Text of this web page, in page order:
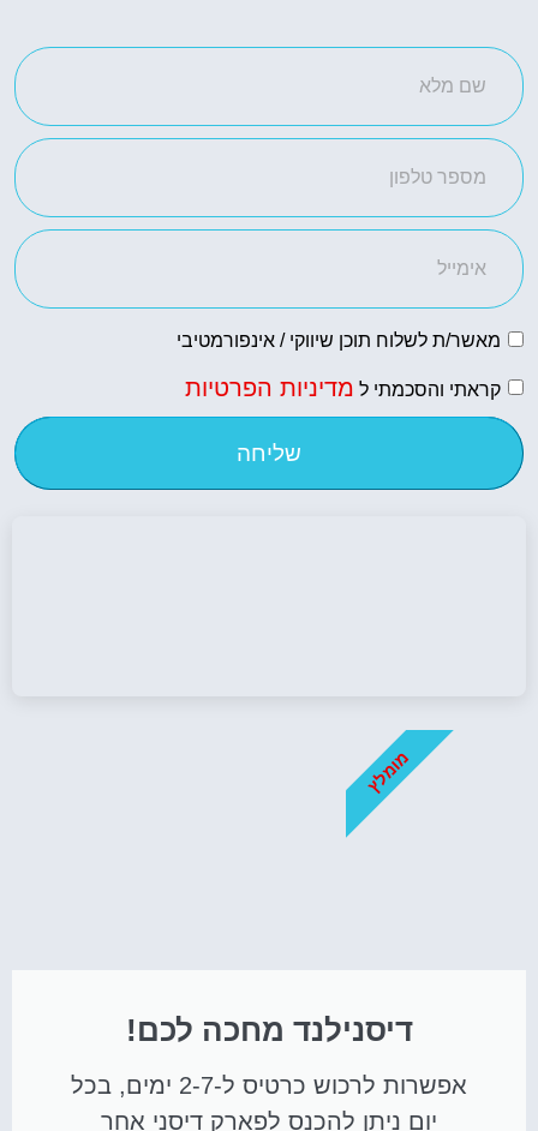
מאשר/ת לשלוח תוכן שיווקי / אינפורמטיבי
קראתי והסכמתי ל מדיניות הפרטיות
שליחה
דיסנילנד מחכה לכם!
אפשרות לרכוש כרטיס ל-2-7 ימים, בכל
יום ניתן להכנס לפארק דיסני אחר
מומלץ